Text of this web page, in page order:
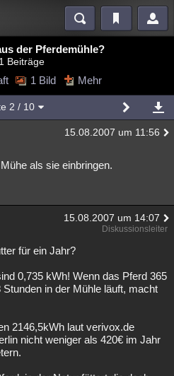
Blogs Videos
Mystery Kriminalfälle
Technologie Ufologie
Literatur
Allmystery English
Alle Neue Geschlossen
der Pferdemühle?
Beiträge
1 Bild Mehr
2 / 10
15.08.2007 um 11:56
als sie einbringen.
15.08.2007 um 14:07
Diskussionsleiter
für ein Jahr?
0,735 kWh! Wenn das Pferd 365
in der Mühle läuft, macht
2146,5kWh laut verivox.de
nicht weniger als 420€ im Jahr